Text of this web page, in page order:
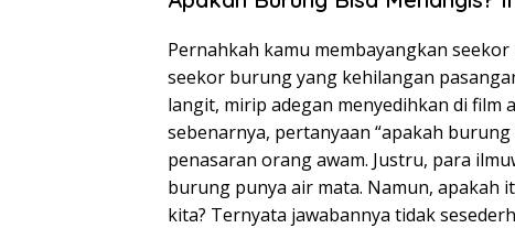
Pernahkah kamu membayangkan
seekor burung yang kehilangan
langit, mirip adegan menyedihkan di film
sebenarnya, pertanyaan “apakah
penasaran orang awam. Justru, para
burung punya air mata. Namun, apakah
kita? Ternyata jawabannya tidak